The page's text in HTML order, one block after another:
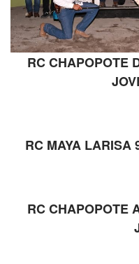
RC CHAPOPOTE
RC MAYA LARISA
RC CHAPOPOTE